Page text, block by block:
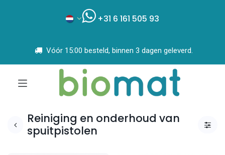
+31 6 161 505 93
Vóór 15:00 besteld, binnen 3 dagen geleverd.
Reiniging en onderhoud van
spuitpistolen